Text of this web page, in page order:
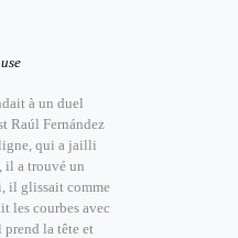
à un duel
Raúl Fernández
qui a jailli
il a trouvé un
il glissait comme
les courbes avec
la tête et